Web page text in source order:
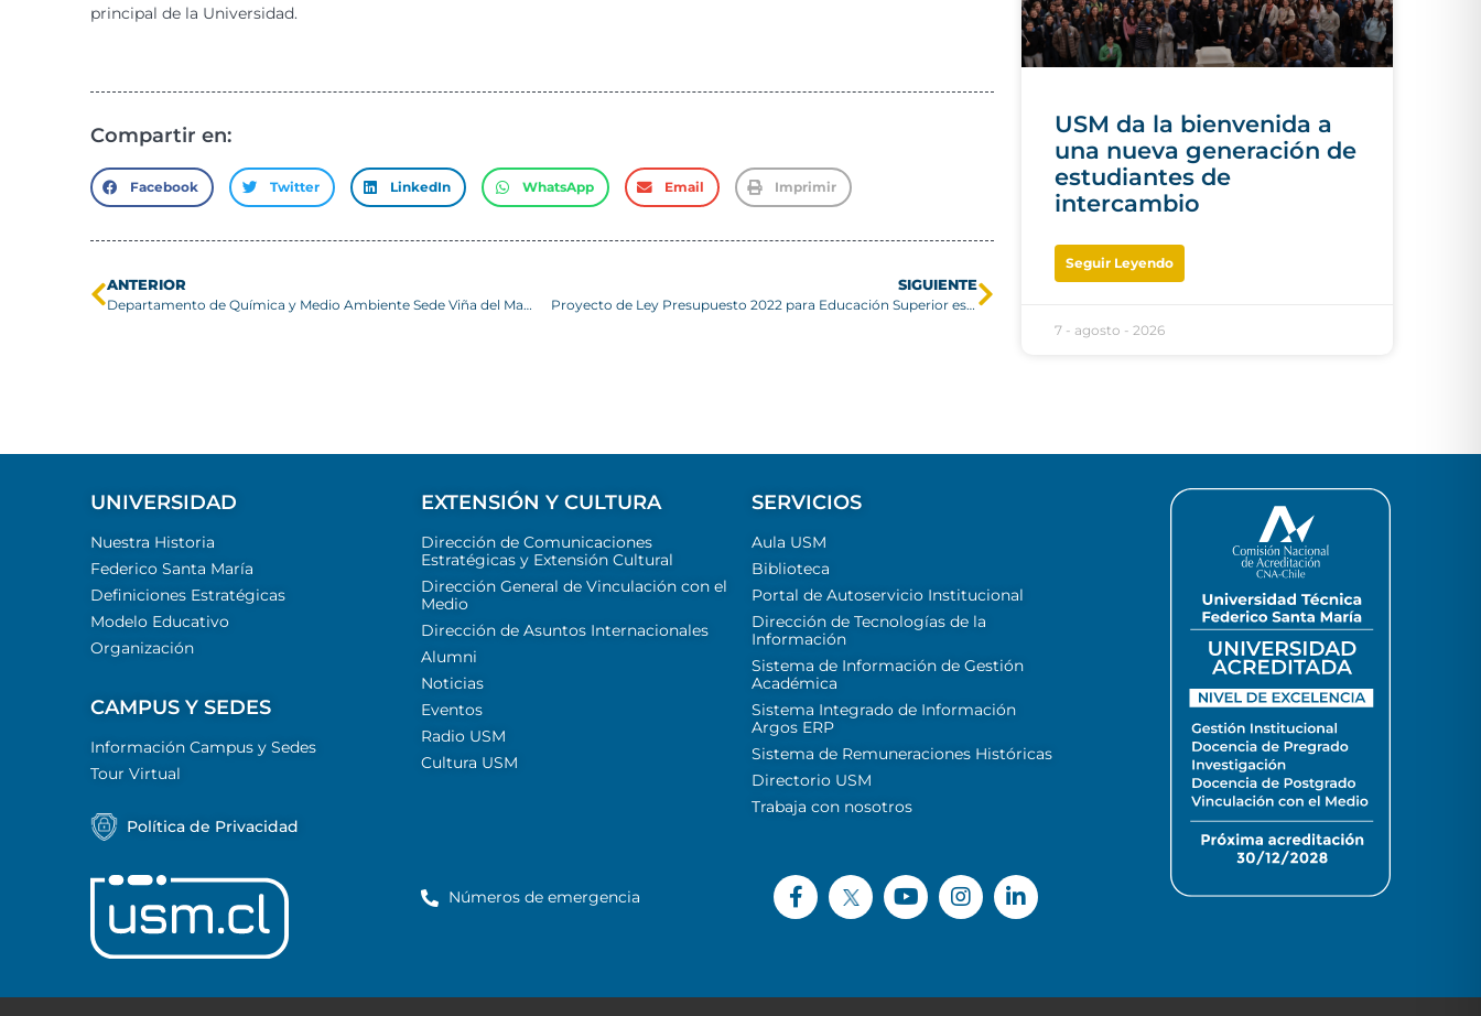
principal de la Universidad.
Compartir en:
Facebook Twitter LinkedIn WhatsApp Email Imprimir
ANTERIOR
Departamento de Química y Medio Ambiente Sede Viña del Mar realiza Ceremonia de Titulación
SIGUIENTE
Proyecto de Ley Presupuesto 2022 para Educación Superior es analizado en sesión plenaria de rectores de las universidades regionales
USM da la bienvenida a
una nueva generación de
estudiantes de
intercambio
Seguir Leyendo
7 - agosto - 2026
UNIVERSIDAD
Nuestra Historia
Federico Santa María
Definiciones Estratégicas
Modelo Educativo
Organización
CAMPUS Y SEDES
Información Campus y Sedes
Tour Virtual
Política de Privacidad
EXTENSIÓN Y CULTURA
Dirección de Comunicaciones
Estratégicas y Extensión Cultural
Dirección General de Vinculación con el
Medio
Dirección de Asuntos Internacionales
Alumni
Noticias
Eventos
Radio USM
Cultura USM
SERVICIOS
Aula USM
Biblioteca
Portal de Autoservicio Institucional
Dirección de Tecnologías de la
Información
Sistema de Información de Gestión
Académica
Sistema Integrado de Información
Argos ERP
Sistema de Remuneraciones Históricas
Directorio USM
Trabaja con nosotros
Números de emergencia